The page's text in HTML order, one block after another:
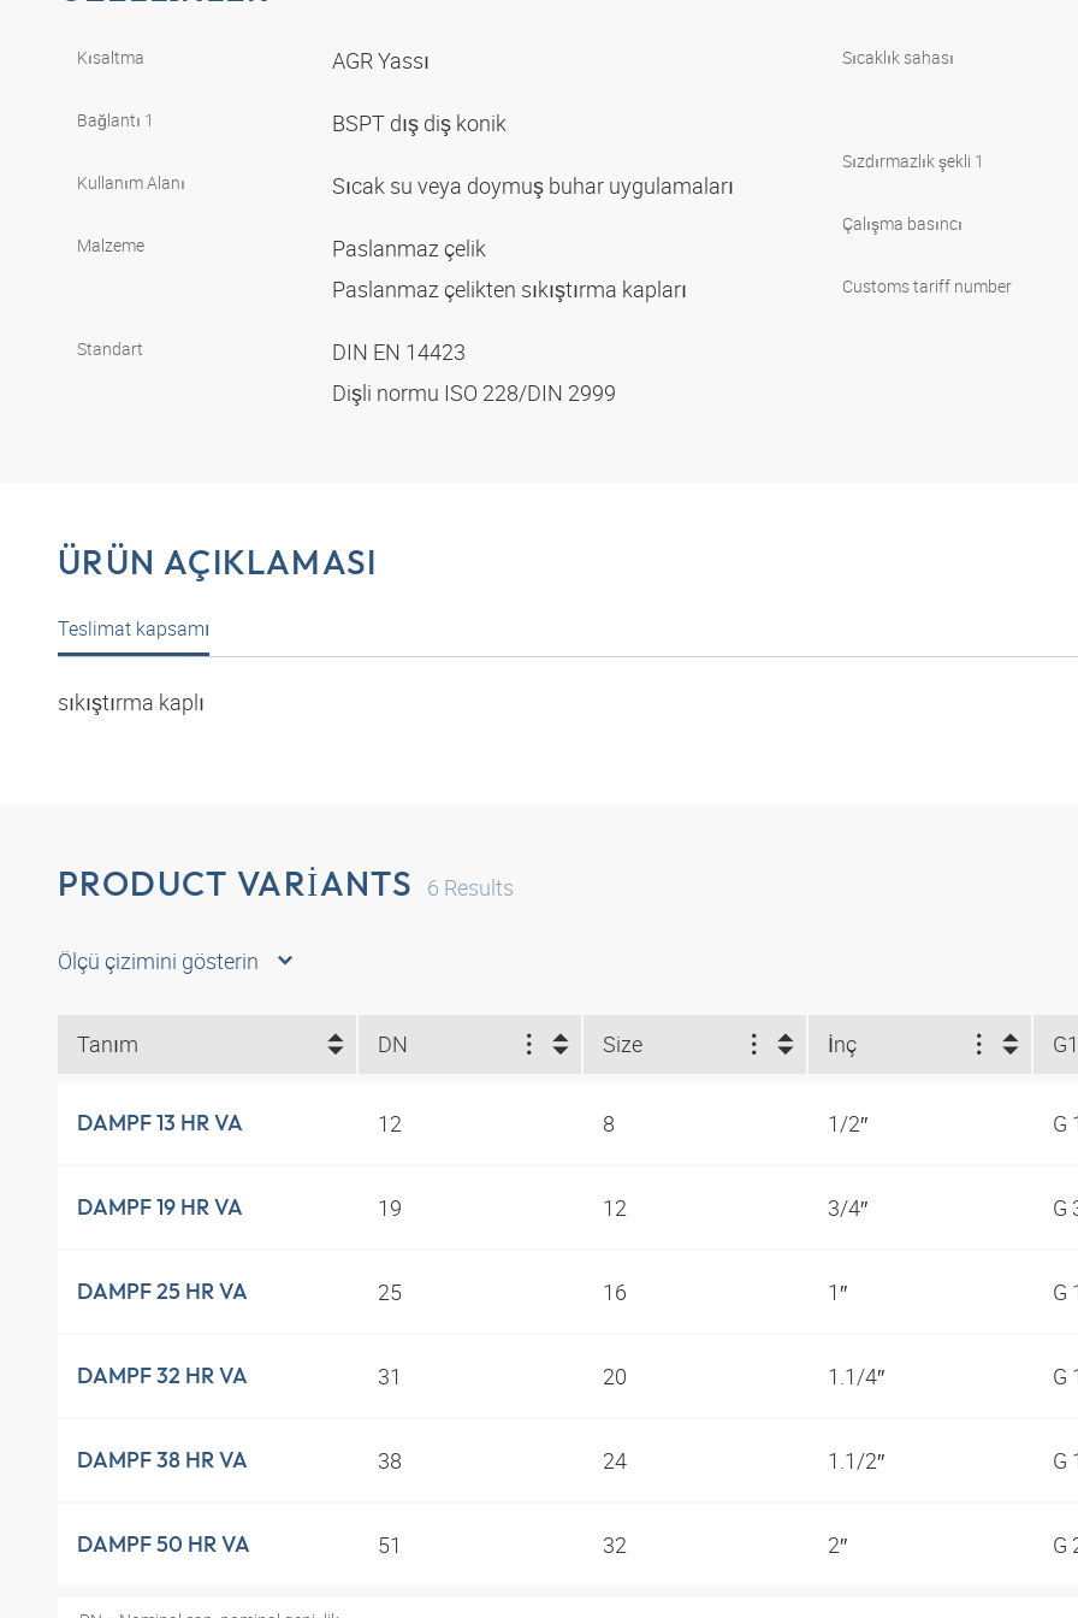
Kısaltma AGR Yassı
Bağlantı 1 BSPT dış diş konik
Kullanım Alanı Sıcak su veya doymuş buhar uygulamaları
Malzeme
Paslanmaz çelik
Paslanmaz çelikten sıkıştırma kapları
Standart
DIN EN 14423
Dişli normu ISO 228/DIN 2999
Sıcaklık sahası
Sızdırmazlık şekli 1
Çalışma basıncı
Customs tariff number
ÜRÜN AÇIKLAMASI
Teslimat kapsamı
sıkıştırma kaplı
PRODUCT VARIANTS 6 Results
Ölçü çizimini gösterin
Tanım DN Size İnç G1
DAMPF 13 HR VA 12 8 1/2″ G
DAMPF 19 HR VA 19 12 3/4″ G
DAMPF 25 HR VA 25 16 1″ G
DAMPF 32 HR VA 31 20 1.1/4″ G
DAMPF 38 HR VA 38 24 1.1/2″ G
DAMPF 50 HR VA 51 32 2″ G